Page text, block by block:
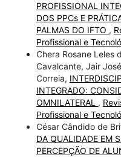
PROFISSIONAL
DOS PPCs E
PALMAS DO IFTO ,
Profissional e
Chera Rosane Leles
Cavalcante, Jair
Correia,
INTEGRADO:
OMNILATERAL ,
Profissional e
César Cândido de
DA QUALIDADE EM
PERCEPÇÃO DE